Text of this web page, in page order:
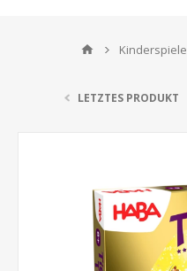
Kinderspiele
LETZTES PRODUKT